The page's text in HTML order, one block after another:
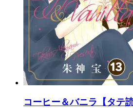
コーヒー＆バニラ【タテ